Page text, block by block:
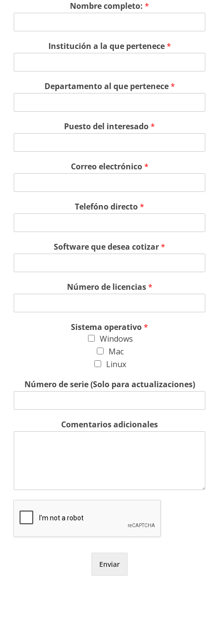
Nombre completo: *
Institución a la que pertenece*
Departamento al que pertenece*
Puesto del interesado*
Correo electrónico*
Telefóno directo*
Software que desea cotizar*
Número de licencias*
Sistema operativo*
Windows
Mac
Linux
Número de serie (Solo para actualizaciones)
Comentarios adicionales
Enviar